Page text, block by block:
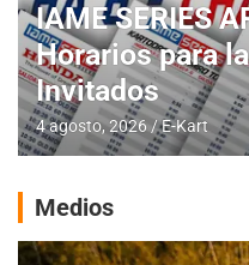
IAME SERIES
Horarios para
Invitados
4 agosto, 2026 E-Kart
Medios